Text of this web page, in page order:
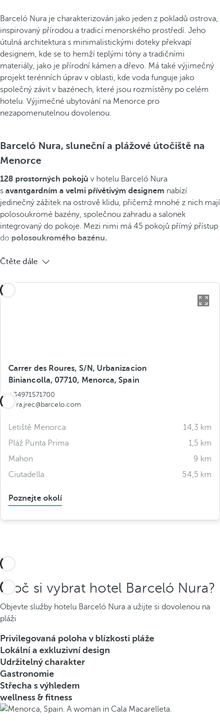
Barceló Nura je charakterizován jako jeden z pokladů ostrova,
inspirovaný přírodou a tradicí menorského prostředí. Jeho
útulná architektura s minimalistickými doteky překvapí
designem, kde se to hemží teplými tóny a tradičními
materiály, jako je přírodní kámen a dřevo. Má také výjimečný
projekt terénních úprav v oblasti, kde voda funguje jako
společný závit v bazénech, které jsou rozmístěny po celém
hotelu. Výjimečné ubytování na Menorce pro
nezapomenutelnou dovolenou.
Barceló Nura, sluneční a plážové útočiště na
Menorce
128 prostorných pokojů v hotelu Barceló Nura
s avantgardním a velmi přívětivým designem nabízí
jedinečný zážitek na ostrově klidu, přičemž mnohé z nich mají
polosoukromé bazény, společnou zahradu a salonek
integrovaný do pokoje. Mezi nimi má 45 pokojů přímý přístup
do polosoukromého bazénu.
Čtěte dále
Carrer des Roures, S/N, Urbanizacion
Biniancolla, 07710, Menorca, Spain
+34971571700
nura.jrec@barcelo.com
Letiště Menorca
14,3 km
Pláž Punta Prima
1,5 km
Mahon
9 km
Ciutadella
54,5 km
Poznejte okolí
Proč si vybrat hotel Barceló Nura?
Objevte služby hotelu Barceló Nura a užijte si dovolenou na
pláži
Privilegovaná poloha v blízkosti pláže
Lokální a exkluzivní design
Udržitelný charakter
Gastronomie
Střecha s výhledem
wellness & fitness